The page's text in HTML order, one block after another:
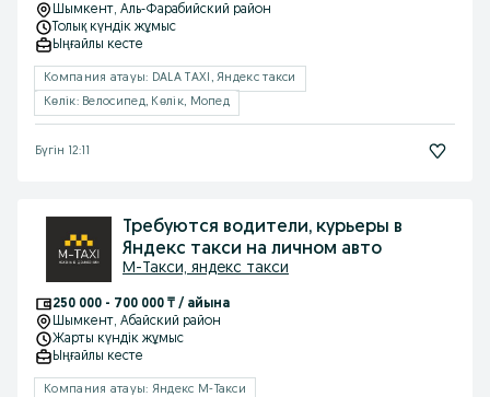
Шымкент, Аль-Фарабийский район
Толық күндік жұмыс
Ыңғайлы кесте
Компания атауы: DALA TAXI, Яндекс такси
Көлік: Велосипед, Көлік, Мопед
Бүгін 12:11
Требуются водители, курьеры в
Яндекс такси на личном авто
М-Такси, яндекс такси
250 000 - 700 000 ₸ / айына
Шымкент, Абайский район
Жарты күндік жұмыс
Ыңғайлы кесте
Компания атауы: Яндекс М-Такси